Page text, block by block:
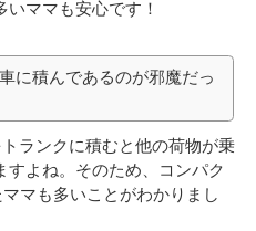
ママも安心です！
に積んであるのが邪魔だっ
ランクに積むと他の荷物が乗
よね。そのため、コンパク
マも多いことがわかりまし